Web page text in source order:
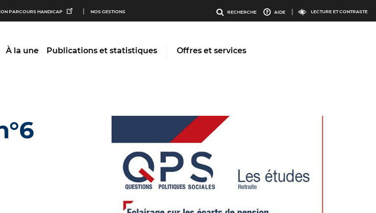
Menu
nos
PARCOURS HANDICAP NOS GESTIONS
Menu
RECHERCHE AIDE LECTURE ET CONTRASTE
À la une Publications et statistiques Offres et services